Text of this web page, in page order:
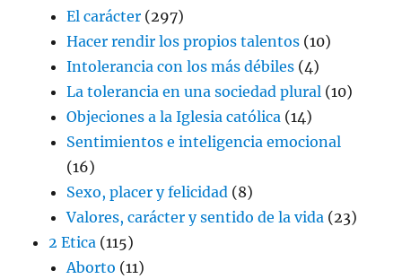
El carácter (297)
Hacer rendir los propios talentos (10)
Intolerancia con los más débiles (4)
La tolerancia en una sociedad plural (10)
Objeciones a la Iglesia católica (14)
Sentimientos e inteligencia emocional
(16)
Sexo, placer y felicidad (8)
Valores, carácter y sentido de la vida (23)
2 Etica (115)
Aborto (11)